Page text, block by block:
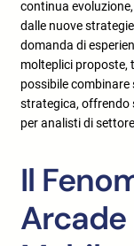
continua
dalle nuove
domanda di
molteplici proposte,
possibile
strategica, offrendo
per analisti di
Il